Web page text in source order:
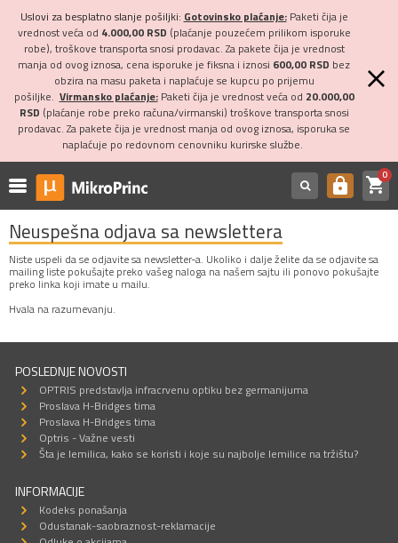
Uslovi za besplatno slanje pošiljki: Gotovinsko plaćanje:Paketi čija je
vrednost veća od 4.000,00 RSD (plaćanje pouzećem prilikom isporuke
robe), troškove transporta snosi prodavac. Za pakete čija je vrednost
manja od ovog iznosa, cena isporuke je fiksna i iznosi 600,00 RSD bez
obzira na masu paketa i naplaćuje se kupcu po prijemu
pošiljke. Virmansko plaćanje:Paketi čija je vrednost veća od 20.000,00
RSD (plaćanje robe preko računa/virmanski) troškove transporta snosi
prodavac. Za pakete čija je vrednost manja od ovog iznosa, isporuka se
naplaćuje po redovnom cenovniku kurirske službe.
https shopping_cart0
Neuspešna odjava sa newslettera
Niste uspeli da se odjavite sa newsletter-a. Ukoliko i dalje želite da se odjavite sa
mailing liste pokušajte preko vašeg naloga na našem sajtu ili ponovo pokušajte
preko linka koji imate u mailu.
Hvala na razumevanju.
POSLEDNJE NOVOSTI
OPTRIS predstavlja infracrvenu optiku bez germanijuma
Proslava H-Bridges tima
Proslava H-Bridges tima
Optris - Važne vesti
Šta je lemilica, kako se koristi i koje su najbolje lemilice na tržištu?
INFORMACIJE
Kodeks ponašanja
Odustanak-saobraznost-reklamacije